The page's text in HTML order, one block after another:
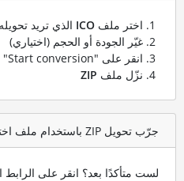
اختر ملف ICOالذي تريد تحويله
غيّر الجودة أو الحجم (اختياري)
انقر على "Start conversion" لتحويل ملفك من
نزّل ملف ZIP
جرّب تحويل ZIP باستخدام ملف اختبار ICO
لست متأكدًا بعد؟ انقر على الرابط